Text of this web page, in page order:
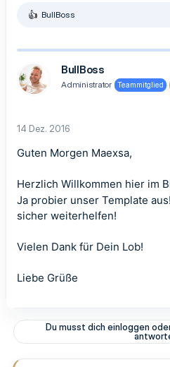
R
k
o
BullBoss
BullBoss
Administrator Teammitglied
14 Dez. 2016
Guten Morgen Maexsa,
Herzlich Willkommen hier im
Ja probier unser Template aus!
sicher weiterhelfen!
Vielen Dank für Dein Lob!
Liebe Grüße
Du musst dich einloggen